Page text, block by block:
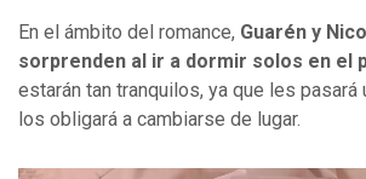
En el ámbito del romance, Guarén y
sorprenden al ir a dormir solos en el
estarán tan tranquilos, ya que les pasará
los obligará a cambiarse de lugar.